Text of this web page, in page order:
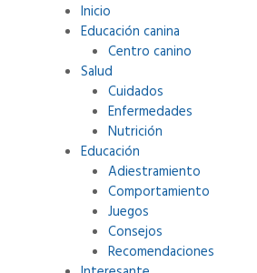
Inicio
Educación canina
Centro canino
Salud
Cuidados
Enfermedades
Nutrición
Educación
Adiestramiento
Comportamiento
Juegos
Consejos
Recomendaciones